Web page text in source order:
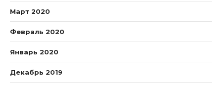
Март 2020
Февраль 2020
Январь 2020
Декабрь 2019